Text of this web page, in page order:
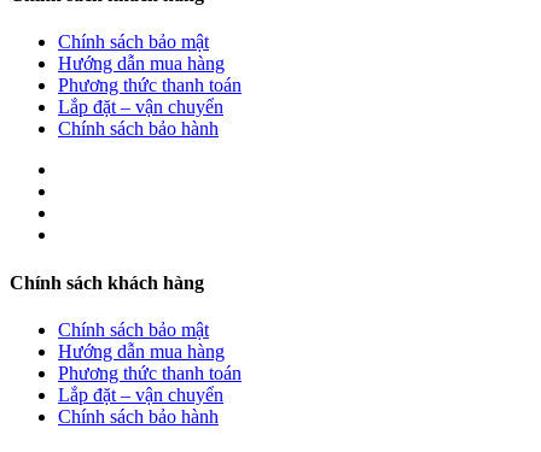
Chính sách bảo mật
Hướng dẫn mua hàng
Phương thức thanh toán
Lắp đặt – vận chuyển
Chính sách bảo hành
Chính sách khách hàng
Chính sách bảo mật
Hướng dẫn mua hàng
Phương thức thanh toán
Lắp đặt – vận chuyển
Chính sách bảo hành